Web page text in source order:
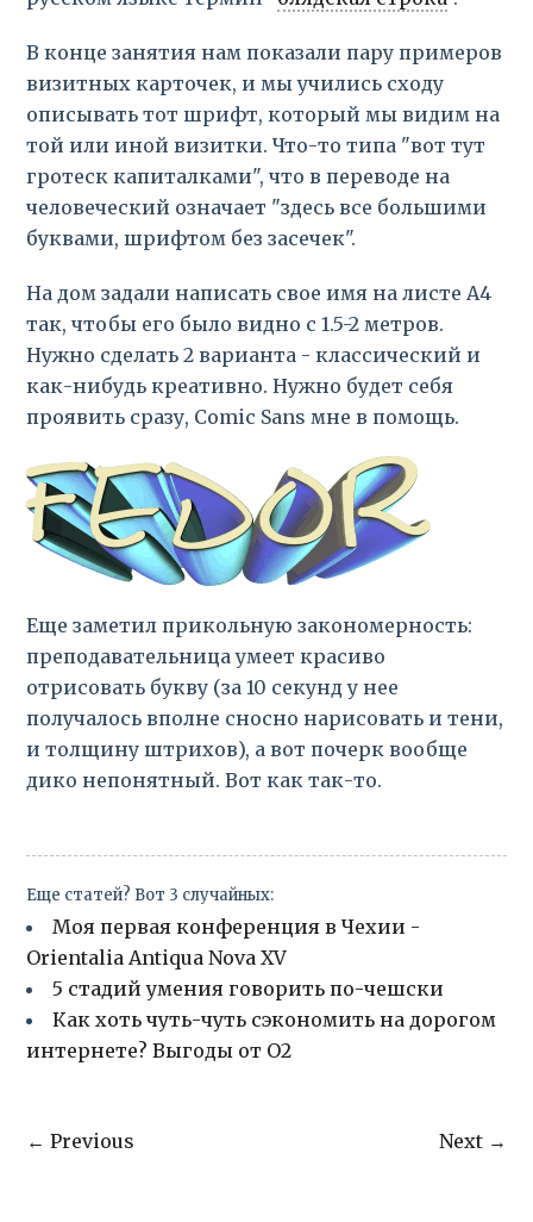
В конце занятия нам показали пару примеров
визитных карточек, и мы учились сходу
описывать тот шрифт, который мы видим на
той или иной визитки. Что-то типа "вот тут
гротеск капиталками", что в переводе на
человеческий означает "здесь все большими
буквами, шрифтом без засечек".
На дом задали написать свое имя на листе А4
так, чтобы его было видно с 1.5-2 метров.
Нужно сделать 2 варианта - классический и
как-нибудь креативно. Нужно будет себя
проявить сразу, Comic Sans мне в помощь.
Еще заметил прикольную закономерность:
преподавательница умеет красиво
отрисовать букву (за 10 секунд у нее
получалось вполне сносно нарисовать и тени,
и толщину штрихов), а вот почерк вообще
дико непонятный. Вот как так-то.
Еще статей? Вот 3 случайных:
Моя первая конференция в Чехии -
Orientalia Antiqua Nova XV
5 стадий умения говорить по-чешски
Как хоть чуть-чуть сэкономить на дорогом
интернете? Выгоды от О2
← Previous Next →